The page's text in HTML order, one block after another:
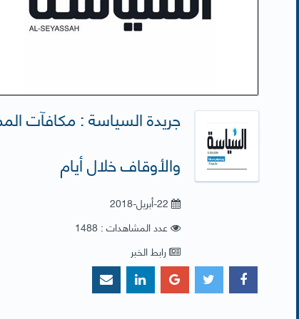
والأوقاف خلال أيام
22-أبريل-2018
عدد المشاهدات : 1488
رابط الخبر